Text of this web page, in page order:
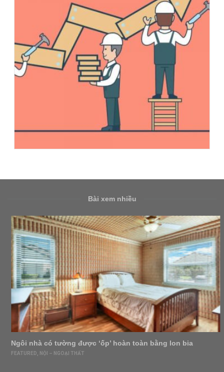
Bài xem nhiều
Ngôi nhà có tường được ‘ốp’ hoàn toàn bằng lon bia
FEATURED ,NỘI – NGOẠI THẤT